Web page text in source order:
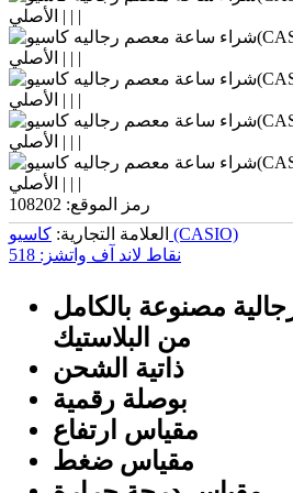
رمز الموقع: 108202
العلامة التجارية: کاسیو (CASIO)
نقاط لاند آف واتشز: 518
مصنوعة بالكامل
من البلاستيك
ذاتية الشحن
بوصلة رقمية
مقياس ارتفاع
مقياس ضغط